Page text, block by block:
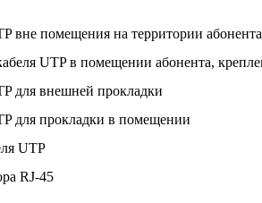
вне помещения на территории
UTP в помещении абонента,
для внешней прокладки
для прокладки в помещении
UTP
RJ-45